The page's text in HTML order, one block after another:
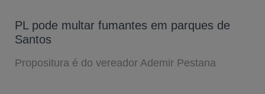
PL pode multar fumantes em parques de
Santos
Propositura é do vereador Ademir Pestana